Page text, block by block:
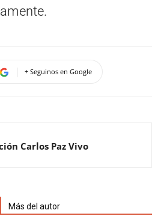
+ Seguinos en Google
Carlos Paz Vivo
Más del autor